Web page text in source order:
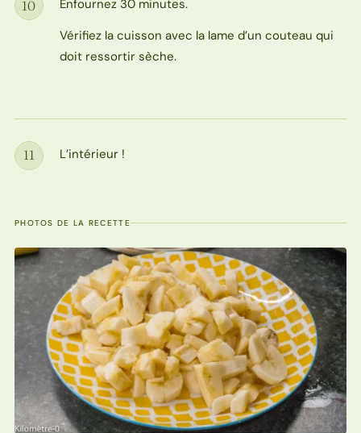
Étape
10
Enfournez 30 minutes.
Vérifiez la cuisson avec la lame d’un couteau qui
doit ressortir sèche.
Étape
11 L’intérieur !
PHOTOS DE LA RECETTE